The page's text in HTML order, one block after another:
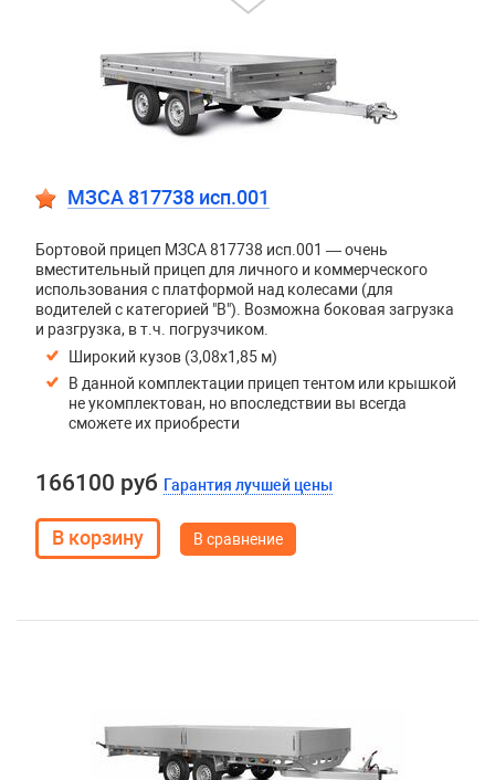
МЗСА 817738 исп.001
Бортовой прицеп МЗСА 817738 исп.001 — очень
вместительный прицеп для личного и коммерческого
использования с платформой над колесами (для
водителей с категорией "В"). Возможна боковая загрузка
и разгрузка, в т.ч. погрузчиком.
Широкий кузов (3,08х1,85 м)
В данной комплектации прицеп тентом или крышкой
не укомплектован, но впоследствии вы всегда
сможете их приобрести
166100 руб Гарантия лучшей цены
В сравнение